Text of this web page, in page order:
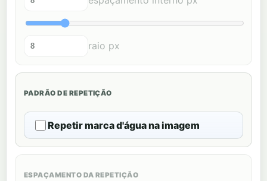
raio px
PADRÃO DE REPETIÇÃO
Repetir marca d'água na imagem
ESPAÇAMENTO DA REPETIÇÃO